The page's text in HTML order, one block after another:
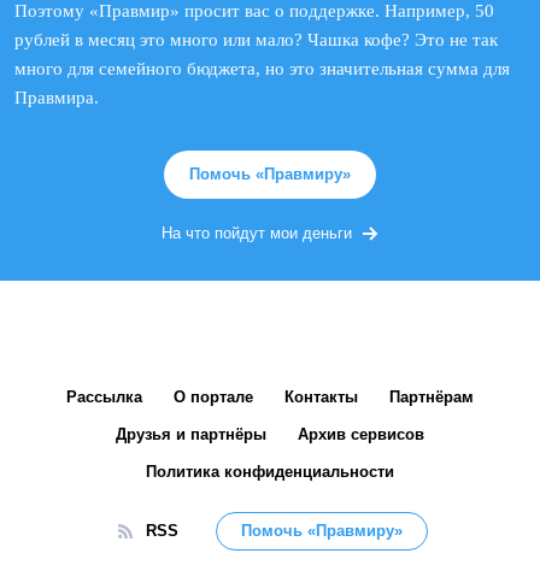
Поэтому «Правмир» просит вас о поддержке. Например, 50
рублей в месяц это много или мало? Чашка кофе? Это не так
много для семейного бюджета, но это значительная сумма для
Правмира.
Помочь «Правмиру»
На что пойдут мои деньги
Рассылка О портале Контакты Партнёрам
Друзья и партнёры Архив сервисов
Политика конфиденциальности
RSS Помочь «Правмиру»